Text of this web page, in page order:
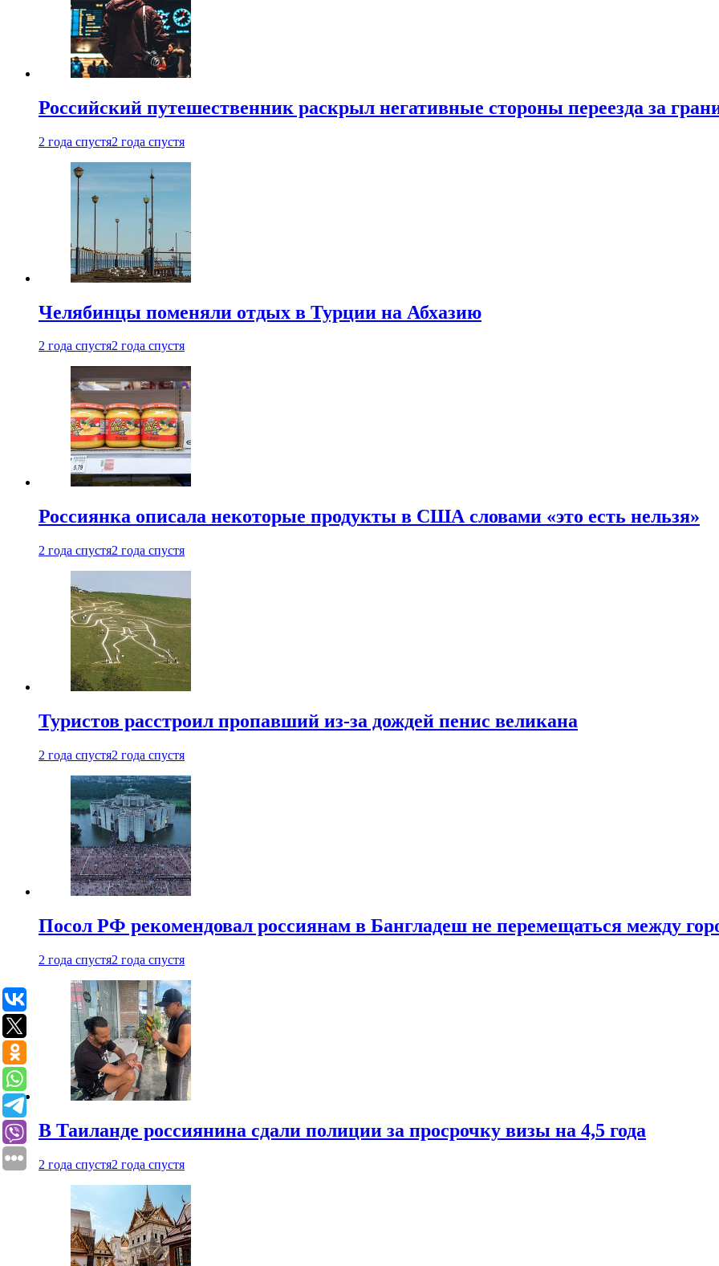
Российский путешественник раскрыл негативные стороны переезда за
2 года спустя2 года спустя
Челябинцы поменяли отдых в Турции на Абхазию
2 года спустя2 года спустя
Россиянка описала некоторые продукты в США словами «это есть нельзя»
2 года спустя2 года спустя
Туристов расстроил пропавший из-за дождей пенис великана
2 года спустя2 года спустя
Посол РФ рекомендовал россиянам в Бангладеш не перемещаться между
2 года спустя2 года спустя
В Таиланде россиянина сдали полиции за просрочку визы на 4,5 года
2 года спустя2 года спустя